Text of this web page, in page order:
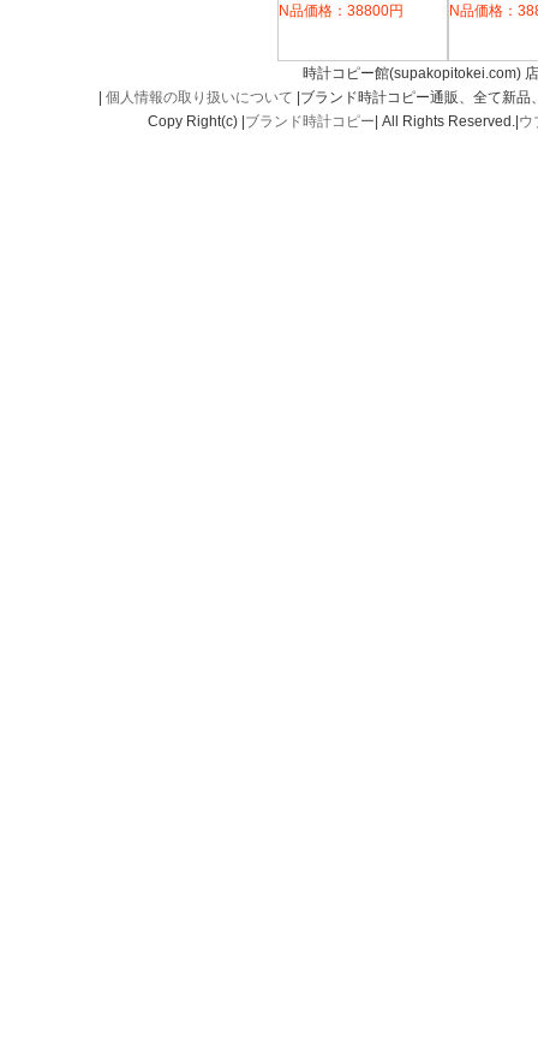
N品価格：38800円 N品価格：
時計コピー館(supakopitokei.com)
個人情報の取り扱いについて |ブランド時計コピー通販、全て新
Copy Right(c) | ブランド時計コピー | All Rights Reserved.| ウ